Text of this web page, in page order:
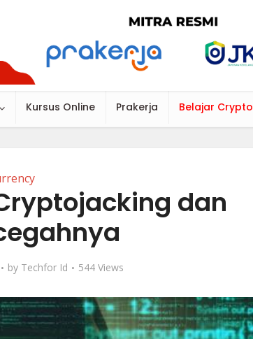
Kursus Online Prakerja Belajar Crypto
dan
by Techfor Id 544 Views